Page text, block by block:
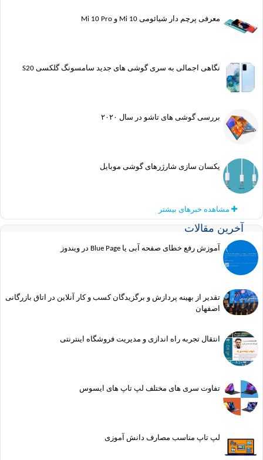
معرفی پرچم دار شیائومی Mi 10 و Mi 10 Pro
نگاهی اجمالی به سری گوشی های جدید سامسونگ گلکسی S20
بررسی گوشی های تاشو در سال ۲۰۲۰
یکسان سازی شارژرهای گوشی موبایل
مشاهده خبرهای بیشتر
مقالات
آموزش رفع خطای صفحه آبی یا Blue Page در ویندوز
تقدیر از بهینه پردازش و برگزیدگان کسب و کار آنلاین در اتاق بازرگانی
اصفهان
انتقال تجربه راه اندازی و مدیریت فروشگاه اینترنتی
تفاوت سری های مختلف لپ تاپ های ایسوس
لپ تاپ مناسب مصارف دانش آموزی